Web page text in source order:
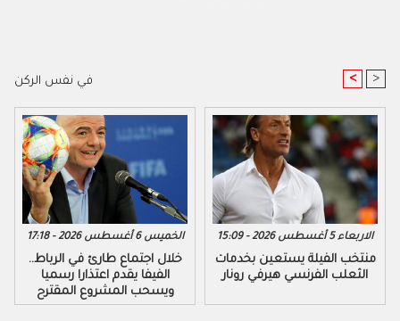
في نفس الركن < >
الخميس 6 أغسطس 2026 - 17:18
خلال اجتماع طارئ في الرباط..
الفيفا يقدم اعتذارا رسميا
ويسحب المشروع المقترح
الاربعاء 5 أغسطس 2026 - 15:09
منتخب الفيلة يستعين بخدمات
الثعلب الفرنسي هيرفي رونار